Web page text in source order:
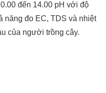
đến 14.00 pH với độ
năng đo EC, TDS và nhiệt
của người trồng cây.